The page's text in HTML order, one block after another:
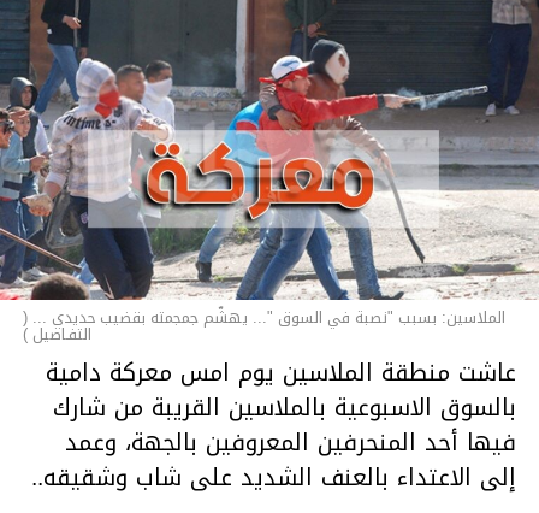
الملاسين: بسبب "نصبة في السوق "... يهشّم جمجمته بقضيب حديدي ... (
التفـاصيل )
عاشت منطقة الملاسين يوم امس معركة دامية
بالسوق الاسبوعية بالملاسين القريبة من شارك
فيها أحد المنحرفين المعروفين بالجهة، وعمد
إلى الاعتداء بالعنف الشديد على شاب وشقيقه..